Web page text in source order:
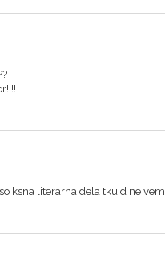
ksna literarna dela tku d ne vem